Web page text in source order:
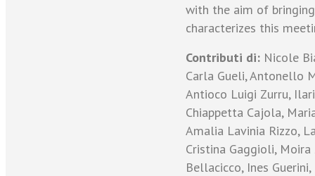
with the aim of
characterizes this
Contributi di: Nicole
Carla Gueli, Antonello
Antioco Luigi Zurru,
Chiappetta Cajola,
Amalia Lavinia Rizzo,
Cristina Gaggioli, Moira
Bellacicco, Ines